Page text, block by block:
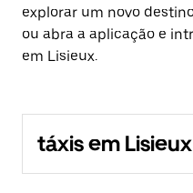
explorar um novo
ou abra a aplicação e
em Lisieux.
táxis em Lisieux